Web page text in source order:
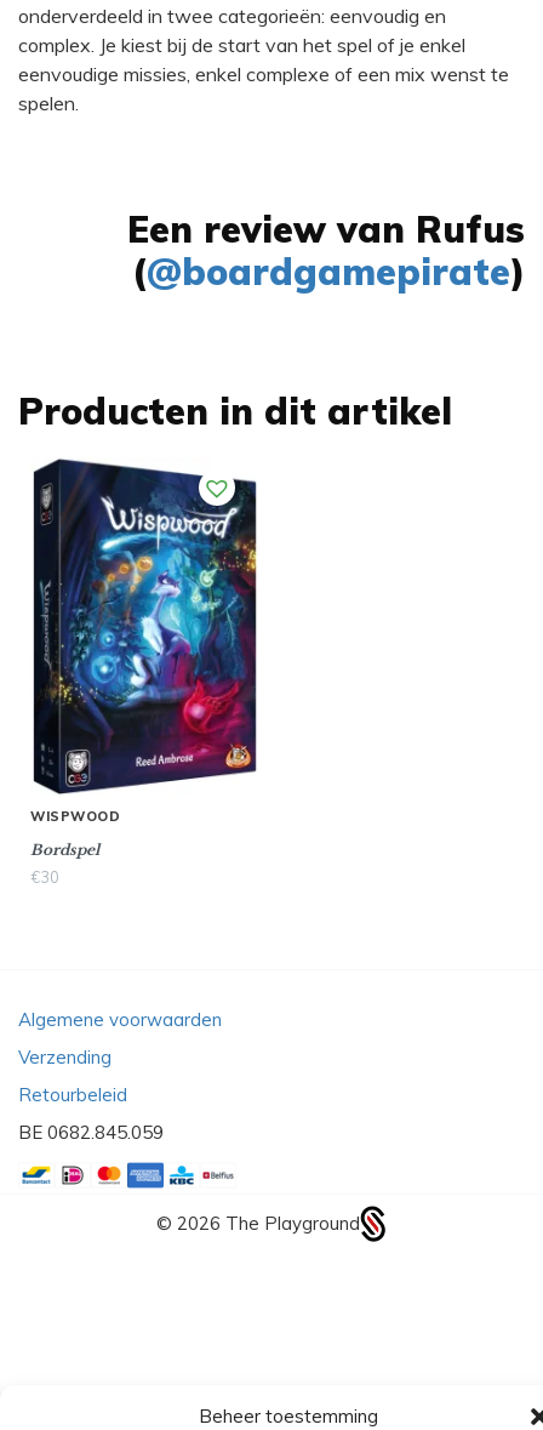
Beheer toestemming
onderverdeeld in twee categorieën: eenvoudig en
complex. Je kiest bij de start van het spel of je enkel
eenvoudige missies, enkel complexe of een mix wenst te
spelen.
Een review van Rufus
(@boardgamepirate)
Producten in dit artikel
WISPWOOD
Bordspel
€30
Algemene voorwaarden
Verzending
Retourbeleid
BE 0682.845.059
© 2026 The Playground